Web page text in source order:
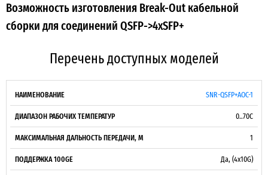
Возможность изготовления Break-Out кабельной
сборки для соединений QSFP->4xSFP+
Перечень доступных моделей
НАИМЕНОВАНИЕ
РАБОЧИХ
ТЕМПЕРАТУР
ДАЛЬНОСТЬ
ПОДДЕРЖКА
SNR-QSFP+AOC-1
0..70С
1
Да, (4x10G)